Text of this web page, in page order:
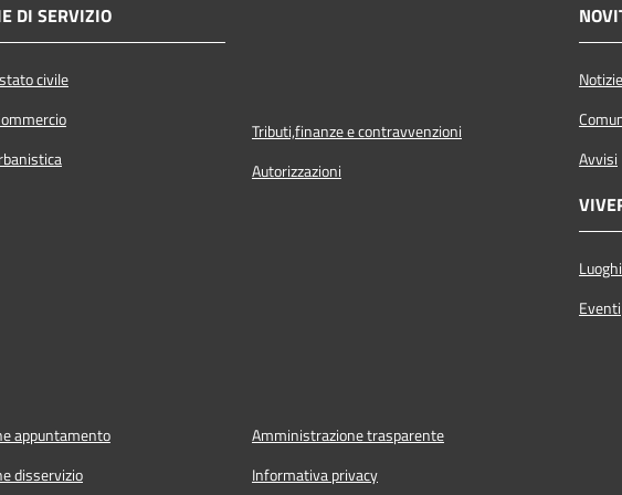
DI SERVIZIO
civile
Tributi,finanze e contravvenzioni
Autorizzazioni
Notizie
Avvisi
Luoghi
Eventi
appuntamento
disservizio
Amministrazione trasparente
Informativa privacy